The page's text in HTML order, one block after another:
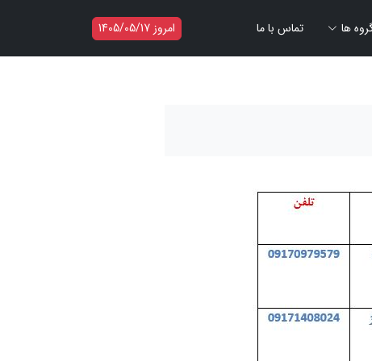
ها تماس با ما امروز 1405/05/17